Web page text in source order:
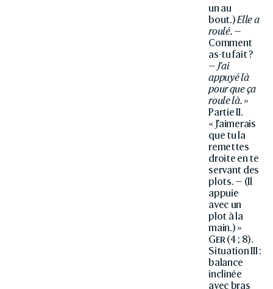
un au
bout.)Elle a
roulé. —
Comment
as-tu fait ?
— J’ai
appuyé là
pour que ça
roule là. »
Partie II.
« J’aimerais
que tu la
remettes
droite en te
servant des
plots. — (Il
appuie
avec un
plot à la
main.) »
Ger (4 ; 8).
Situation III :
balance
inclinée
avec bras